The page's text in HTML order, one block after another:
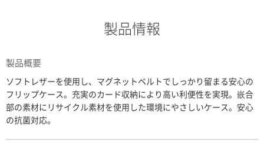
製品情報
製品概要
ソフトレザーを使用し、マグネットベルトでしっかり留まる安心の
フリップケース。充実のカード収納により高い利便性を実現。嵌合
部の素材にリサイクル素材を使用した環境にやさしいケース。安心
の抗菌対応。